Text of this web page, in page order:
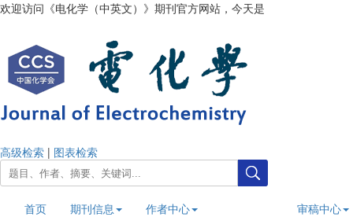
欢迎访问《电化学（中英文）》期刊官方网站，今天是
高级检索 | 图表检索
首页 期刊信息
作者中心
审稿中心